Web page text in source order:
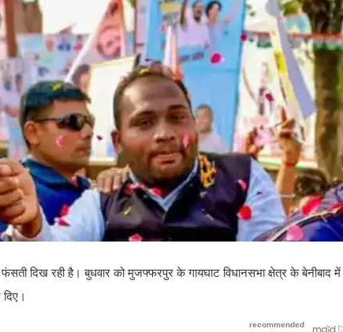
फंसती दिख रही है। बुधवार को मुजफ्फरपुर के गायघाट विधानसभा क्षेत्र के बेनीबाद में